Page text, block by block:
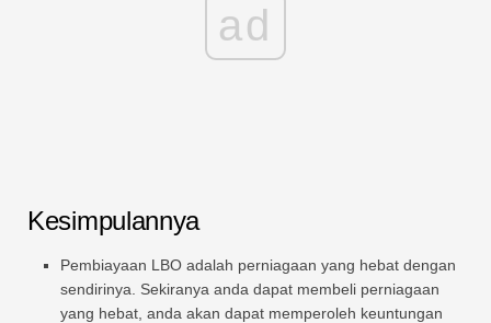
ad
Kesimpulannya
Pembiayaan LBO adalah perniagaan yang hebat dengan
sendirinya. Sekiranya anda dapat membeli perniagaan
yang hebat, anda akan dapat memperoleh keuntungan